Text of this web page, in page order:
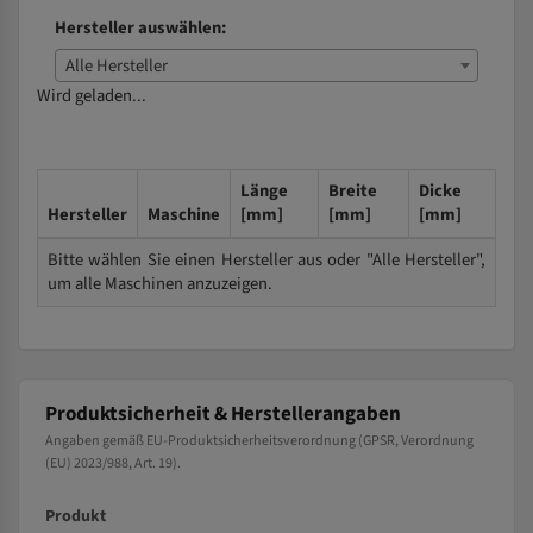
Hersteller auswählen:
Alle Hersteller
Wird geladen...
Hersteller Maschine
Länge
[mm]
Breite
[mm]
Dicke
[mm]
Bitte wählen Sie einen Hersteller aus oder "Alle Hersteller",
um alle Maschinen anzuzeigen.
Produktsicherheit & Herstellerangaben
Angaben gemäß EU-Produktsicherheitsverordnung (GPSR, Verordnung
(EU) 2023/988, Art. 19).
Produkt